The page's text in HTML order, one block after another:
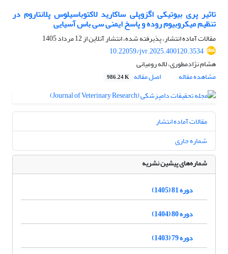
تاثیر پری بیوتیکی اگزوپلی ساکارید لاکتوباسیلوس پلانتاروم در
تنظیم میکروبیوم روده و پاسخ ایمنی سی باس آسیایی
مقالات آماده انتشار، پذیرفته شده، انتشار آنلاین از12 مرداد 1405
10.22059/jvr.2025.400120.3534
هشام نژادمطوری، لاله رومیانی
مشاهده مقاله
اصل مقاله 986.24 K
مقالات آماده انتشار
شماره جاری
شماره‌های پیشین نشریه
دوره 81 (1405)
دوره 80 (1404)
دوره 79 (1403)